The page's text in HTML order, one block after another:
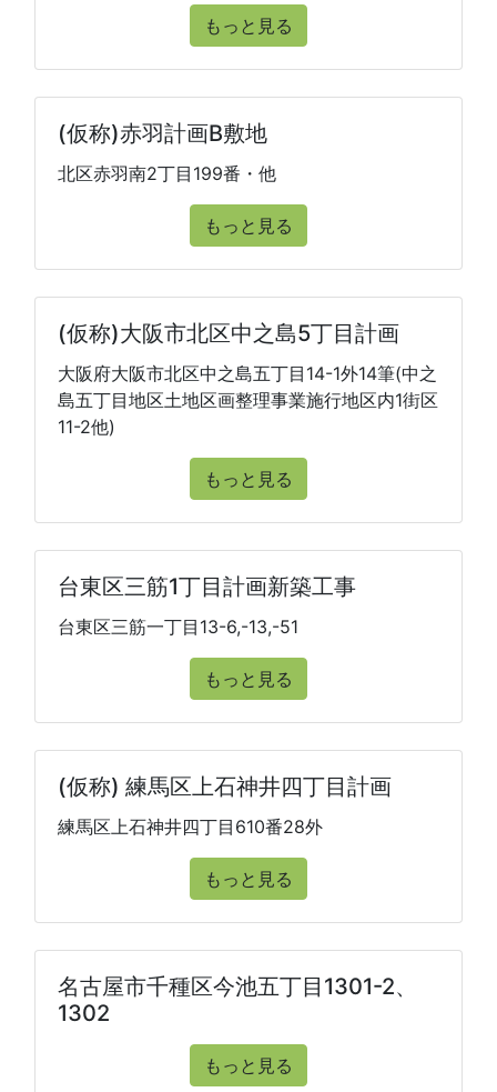
もっと見る
(仮称)赤羽計画B敷地
北区赤羽南2丁目199番・他
もっと見る
(仮称)大阪市北区中之島5丁目計画
大阪府大阪市北区中之島五丁目14-1外14筆(中之
島五丁目地区土地区画整理事業施行地区内1街区
11-2他)
もっと見る
台東区三筋1丁目計画新築工事
台東区三筋一丁目13-6,-13,-51
もっと見る
(仮称) 練馬区上石神井四丁目計画
練馬区上石神井四丁目610番28外
もっと見る
名古屋市千種区今池五丁目1301-2、
1302
もっと見る